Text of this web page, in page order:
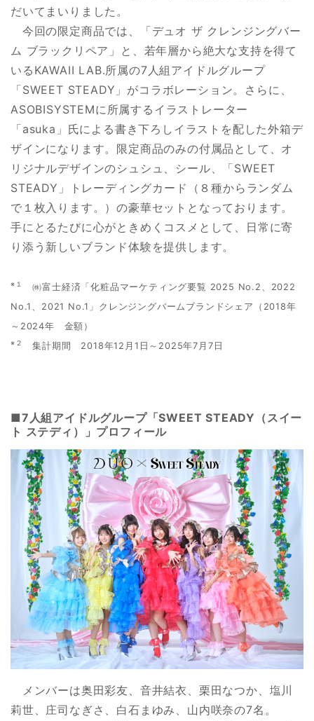
だいてまいりました。
今回の限定商品では、「デュオ ザ クレンジングバー
ム ブラックリペア」と、若年層から絶大な支持を得て
いるKAWAII LAB.所属の7人組アイドルグループ
「SWEET STEADY」がコラボレーション。さらに、
ASOBISYSTEMに所属するイラストレーター
「asuka」氏による書き下ろしイラストを配した外箱デ
ザインになります。限定商品のみの付属品として、オ
リジナルデザインのシュシュ、シール、「SWEET
STEADY」トレーディングカード（８種からランダム
で１枚入ります。）の豪華セットとなっております。
手にとるたびに心がときめくコスメとして、日常に寄
り添う新しいブランド体験を提供します。
※１
㈱富士経済「化粧品マーケティング要覧 2025 No.2、2022
No.1、2021 No.1」クレンジングバームブランドシェア（2018年
～2024年 金額）
※２ 集計期間 2018年12月1日～2025年7月7日
■7人組アイドルグループ「SWEET STEADY（スイー
ト ステディ）」プロフィール
メンバーは奥田彩友、音井結衣、栗田なつか、塩川
莉世、庄司なぎさ、白石まゆみ、山内咲奈の7名。